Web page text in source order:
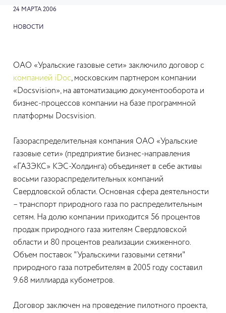
24 МАРТА 2006
НОВОСТИ
ОАО «Уральские газовые сети» заключило договор с
компанией iDoc, московским партнером компании
«Docsvision», на автоматизацию документооборота и
бизнес-процессов компании на базе программной
платформы Docsvision.
Газораспределительная компания ОАО «Уральские
газовые сети» (предприятие бизнес-направления
«ГАЗЭКС» КЭС-Холдинга) объединяет в себе активы
восьми газораспределительных компаний
Свердловской области. Основная сфера деятельности
– транспорт природного газа по распределительным
сетям. На долю компании приходится 56 процентов
продаж природного газа жителям Свердловской
области и 80 процентов реализации сжиженного.
Объем поставок "Уральскими газовыми сетями"
природного газа потребителям в 2005 году составил
9.68 миллиарда кубометров.
Договор заключен на проведение пилотного проекта,